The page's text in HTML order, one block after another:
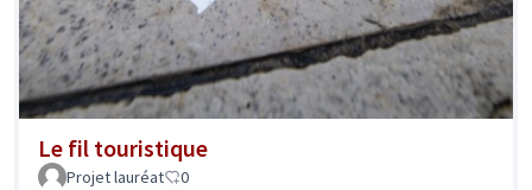
Le fil touristique
Projet lauréat 0